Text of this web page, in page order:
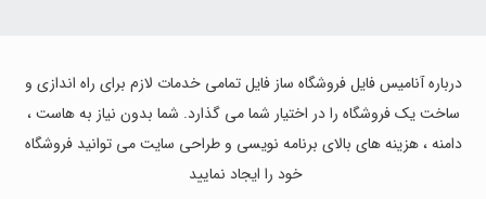
درباره آنامیس فایل فروشگاه ساز فایل تمامی خدمات لازم برای راه اندازی و
ساخت یک فروشگاه را در اختیار شما می گذارد. شما بدون نیاز به هاست ،
دامنه ، هزینه های بالای برنامه نویسی و طراحی سایت می توانید فروشگاه
خود را ایجاد نمایید